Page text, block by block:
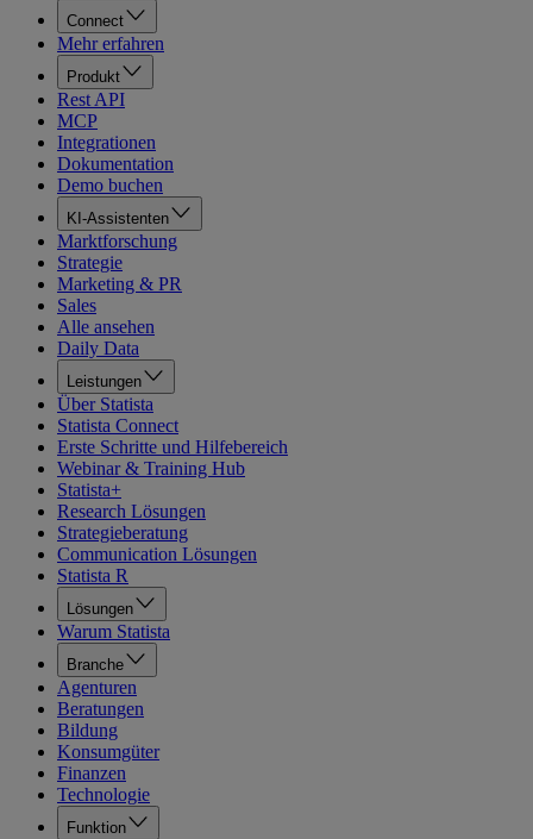
Connect
Mehr erfahren
Produkt
Rest API
MCP
Integrationen
Dokumentation
Demo buchen
KI-Assistenten
Marktforschung
Strategie
Marketing & PR
Sales
Alle ansehen
Daily Data
Leistungen
Über Statista
Statista Connect
Erste Schritte und Hilfebereich
Webinar & Training Hub
Statista+
Research Lösungen
Strategieberatung
Communication Lösungen
Statista R
Lösungen
Warum Statista
Branche
Agenturen
Beratungen
Bildung
Konsumgüter
Finanzen
Technologie
Funktion